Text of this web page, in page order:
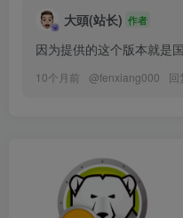
大頭(站长) 作者
因为提供的这个版本就是
10个月前 @fenxiang000 回